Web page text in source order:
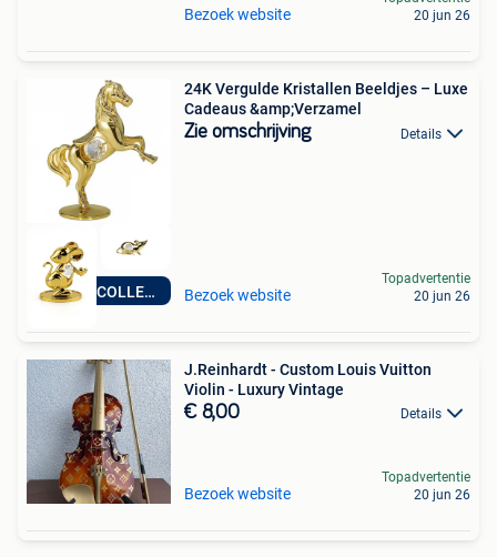
Bezoek website
20 jun 26
NIEUWE COLLECTIE
24K Vergulde Kristallen Beeldjes – Luxe
Cadeaus &amp;Verzamel
Zie omschrijving Details
Bezoek website
Topadvertentie
20 jun 26
J.Reinhardt - Custom Louis Vuitton
Violin - Luxury Vintage
€ 8,00 Details
Bezoek website
Topadvertentie
20 jun 26